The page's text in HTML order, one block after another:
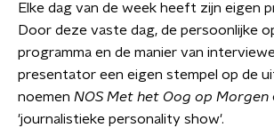
Elke dag van de week heeft zijn eigen
Door deze vaste dag, de persoonlijke
programma en de manier van
presentator een eigen stempel op de
noemen NOS Met het Oog op Morgen
'journalistieke personality show'.